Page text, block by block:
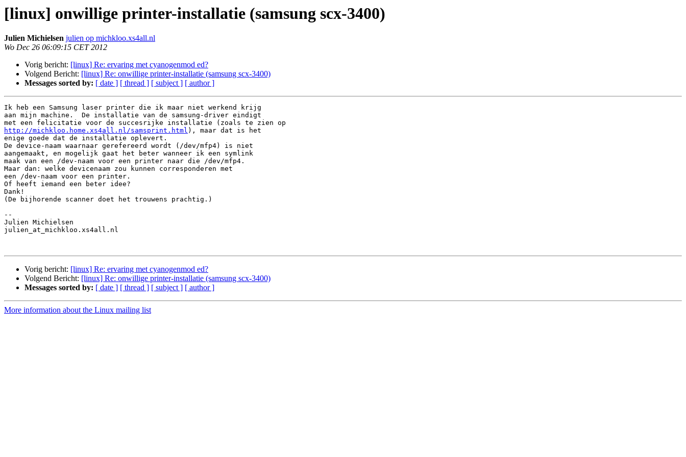
[linux] onwillige printer-installatie (samsung scx-3400)
Julien Michielsen julien op michkloo.xs4all.nl
Wo Dec 26 06:09:15 CET 2012
Vorig bericht: [linux] Re: ervaring met cyanogenmod ed?
Volgend Bericht: [linux] Re: onwillige printer-installatie (samsung scx-3400)
Messages sorted by: [ date ] [ thread ] [ subject ] [ author ]
Ik heb een Samsung laser printer die ik maar niet werkend krijg
aan mijn machine.  De installatie van de samsung-driver eindigt
http://michkloo.home.xs4all.nl/samsprint.html ), maar dat is het
enige goede dat de installatie oplevert.
De device-naam waarnaar gerefereerd wordt (/dev/mfp4) is niet
aangemaakt, en mogelijk gaat het beter wanneer ik een symlink
maak van een /dev-naam voor een printer naar die /dev/mfp4.
Maar dan: welke devicenaam zou kunnen corresponderen met
een /dev-naam voor een printer.
Of heeft iemand een beter idee?
Dank!
(De bijhorende scanner doet het trouwens prachtig.)
--
Julien Michielsen
julien_at_michkloo.xs4all.nl
Vorig bericht: [linux] Re: ervaring met cyanogenmod ed?
Volgend Bericht: [linux] Re: onwillige printer-installatie (samsung scx-3400)
Messages sorted by: [ date ] [ thread ] [ subject ] [ author ]
More information about the Linux mailing list